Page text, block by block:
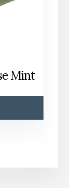
Mint